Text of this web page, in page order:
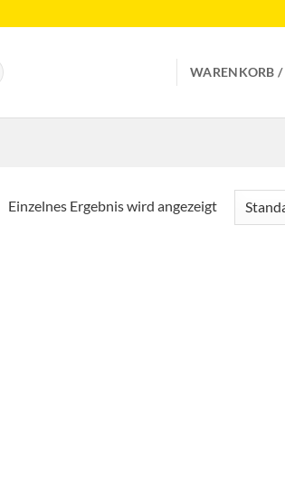
WARENKORB /
Einzelnes Ergebnis wird angezeigt